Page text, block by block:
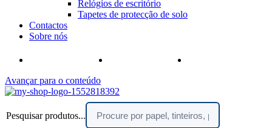
Relógios de escritório
Tapetes de protecção de solo
Contactos
Sobre nós
Avançar para o conteúdo
Pesquisar produtos...